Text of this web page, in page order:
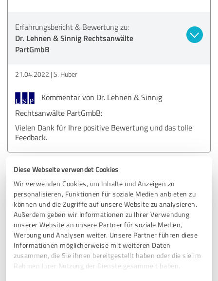
Diese Webseite verwendet Cookies
Wir verwenden Cookies, um Inhalte und Anzeigen zu
personalisieren, Funktionen für soziale Medien anbieten zu
können und die Zugriffe auf unsere Website zu analysieren.
Außerdem geben wir Informationen zu Ihrer Verwendung
unserer Website an unsere Partner für soziale Medien,
Werbung und Analysen weiter. Unsere Partner führen diese
Informationen möglicherweise mit weiteren Daten
zusammen, die Sie ihnen bereitgestellt haben oder die sie im
Rahmen Ihrer Nutzung der Dienste gesammelt haben.
Erfahrungsbericht & Bewertung zu:
Dr. Lehnen & Sinnig Rechtsanwälte
PartGmbB
21.04.2022 S. Huber
Kommentar von Dr. Lehnen & Sinnig
Rechtsanwälte PartGmbB:
Vielen Dank für Ihre positive Bewertung und das tolle
Feedback.
5,00 von 5
SEHR GUT Empfehlung
Normal reichen fünf Sterne nicht aus für die tolle Arbeit.
Jede Frage wurde beantwortet und da gab es eine Menge
davon. Meine Erwartung wurde mehr als erfüllt. Besonders
hervorheben möchte ich RA Theisen, die alles für den
Erfolg getan hat. Vielen Dank!